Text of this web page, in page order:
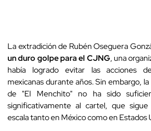
La extradición de Rubén Oseguera
un duro golpe para el CJNG, una
había logrado evitar las acciones
mexicanas durante años. Sin embargo,
de "El Menchito" no ha sido
significativamente al cartel, que
escala tanto en México como en Estados